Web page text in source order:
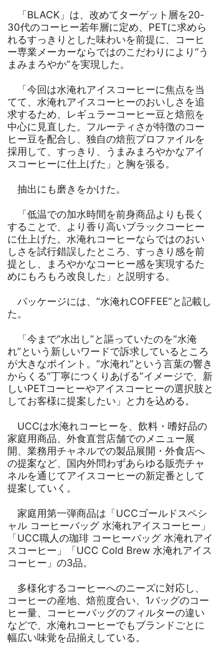
「BLACK」は、改めてターゲット層を20‐
30代のコーヒー若年層に定め、PETに求めら
れるすっきりとした味わいを前提に、コーヒ
ー専業メーカーならではのこだわりにより“う
まみまろやか”を実現した。
「今回は水淹れアイスコーヒーに焦点を当
てて、水淹れアイスコーヒーのおいしさを追
求するため、レギュラーコーヒー豆と焙煎を
中心に見直した。フルーティさが特徴のコー
ヒー豆を配合し、独自の焙煎プロファイルを
採用して、すっきり、うまみまろやかなアイ
スコーヒーに仕上げた」と胸を張る。
抽出にも磨きをかけた。
「低温での加水時間を前身商品よりも長く
することで、より香り高いブラックコーヒー
に仕上げた。水淹れコーヒーならではのおい
しさを試行錯誤したところ、すっきり感を前
提とし、まろやかなコーヒー感を実現するた
めにもろもろ改良した」と説明する。
パッケージには、“水淹れCOFFEE”と記載し
た。
「今まで“水出し”と謳っていたのを“水淹
れ”という新しいワードで訴求しているところ
が大きなポイント。“水淹れ”という言葉の響き
からくる“丁寧につくりあげる”イメージで、新
しいPETコーヒーやアイスコーヒーの選択肢と
してお客様に提案したい」と力を込める。
UCCは水淹れコーヒーを、飲料・嗜好品の
家庭用商品、外食直営店舗でのメニュー展
開、業務用チャネルでの製品展開・外食店へ
の提案など、国内外問わずあらゆる販売チャ
ネルを通じてアイスコーヒーの新定番として
提案していく。
家庭用第一弾商品は「UCCゴールドスペシ
ャル コーヒーバッグ 水淹れアイスコーヒー」
「UCC職人の珈琲 コーヒーバッグ 水淹れアイ
スコーヒー」「UCC Cold Brew 水淹れアイス
コーヒー」の3品。
多様化するコーヒーへのニーズに対応し、
コーヒーの産地、焙煎度合い、1バッグのコー
ヒー量、コーヒーバッグのフィルターの違い
などで、水淹れコーヒーでもブランドごとに
幅広い味覚を品揃えしている。